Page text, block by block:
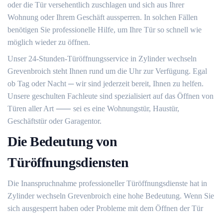
oder die Tür versehentlich zuschlagen und sich aus Ihrer
Wohnung oder Ihrem Geschäft aussperren.​ In solchen Fällen
benötigen Sie professionelle Hilfe, um Ihre Tür so schnell wie
möglich wieder zu öffnen.​
Unser 24-Stunden-Türöffnungsservice in Zylinder wechseln
Grevenbroich steht Ihnen rund um die Uhr zur Verfügung.​ Egal
ob Tag oder Nacht ─ wir sind jederzeit bereit, Ihnen zu helfen.​
Unsere geschulten Fachleute sind spezialisiert auf das Öffnen von
Türen aller Art ⸺ sei es eine Wohnungstür, Haustür,
Geschäftstür oder Garagentor.​
Die Bedeutung von
Türöffnungsdiensten
Die Inanspruchnahme professioneller Türöffnungsdienste hat in
Zylinder wechseln Grevenbroich eine hohe Bedeutung.​ Wenn Sie
sich ausgesperrt haben oder Probleme mit dem Öffnen der Tür